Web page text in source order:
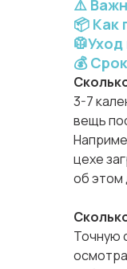
⚠️
📦 Как
💰
3-7
вещь
цехе
об этом
Точную